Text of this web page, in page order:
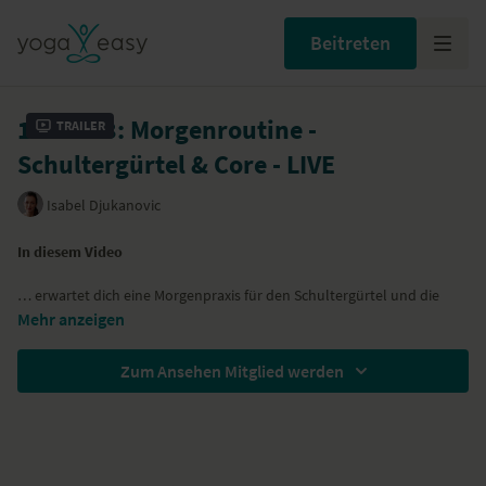
Beitreten
Trailer
15.11.23: Morgenroutine -
Schultergürtel & Core - LIVE
Isabel Djukanovic
In diesem Video
… erwartet dich eine Morgenpraxis für den Schultergürtel und die
Bauchmuskulatur. Du mobilisierst und kräftigst vor allem diese
Halswirbelsäule.
Mehr anzeigen
Zum Ansehen Mitglied werden